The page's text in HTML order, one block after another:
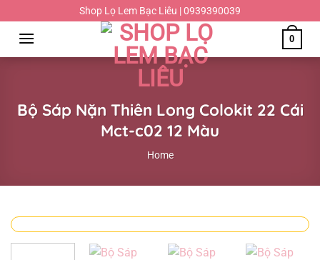
đến
dung
Shop Lọ Lem Bạc Liêu | 0939390039
0
Bộ Sáp Nặn Thiên Long Colokit 22 Cái
Mct-c02 12 Màu
Home